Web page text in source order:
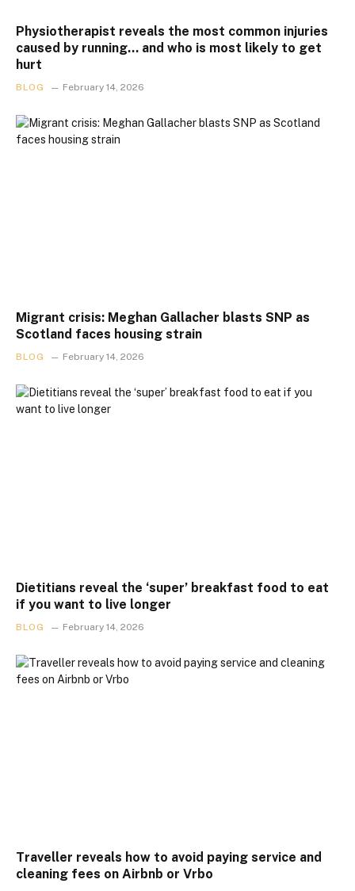
Physiotherapist reveals the most common injuries
caused by running… and who is most likely to get
hurt
BLOG February 14, 2026
Migrant crisis: Meghan Gallacher blasts SNP as
Scotland faces housing strain
BLOG February 14, 2026
Dietitians reveal the ‘super’ breakfast food to eat
if you want to live longer
BLOG February 14, 2026
Traveller reveals how to avoid paying service and
cleaning fees on Airbnb or Vrbo